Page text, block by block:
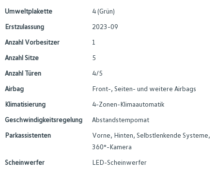
Umweltplakette
4 (Grün)
Erstzulassung
2023-09
Anzahl Vorbesitzer
1
Anzahl Sitze
5
Anzahl Türen
4/5
Airbag
Front-, Seiten- und weitere Airbags
Klimatisierung
4-Zonen-Klimaautomatik
Geschwindigkeitsregelung
Abstandstempomat
Parkassistenten
Vorne, Hinten, Selbstlenkende Systeme,
360°-Kamera
Scheinwerfer
LED-Scheinwerfer